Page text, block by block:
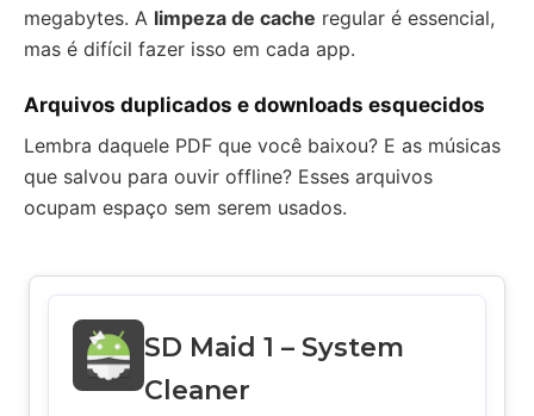
megabytes. A limpeza de cache regular é essencial,
mas é difícil fazer isso em cada app.
Arquivos duplicados e downloads esquecidos
Lembra daquele PDF que você baixou? E as músicas
que salvou para ouvir offline? Esses arquivos
ocupam espaço sem serem usados.
SD Maid 1 – System
Cleaner